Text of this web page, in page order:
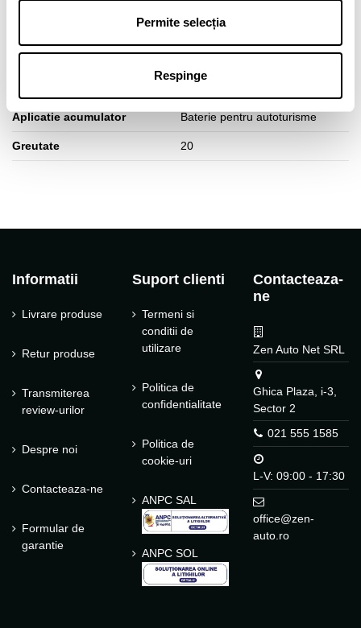
Permite selecția
Respinge
Latime acumulator (mm) 175
Inaltime acumulator (mm)
Aplicatie acumulator Baterie pentru autoturisme
Greutate 20
Informatii
Livrare produse
Retur produse
Transmiterea
review-urilor
Despre noi
Contacteaza-ne
Formular de
garantie
Suport clienti
Termeni si
conditii de
utilizare
Politica de
confidentialitate
Politica de
cookie-uri
ANPC SAL
ANPC SOL
Contacteaza-
ne
Zen Auto Net SRL
Ghica Plaza, i-3,
Sector 2
021 555 1585
L-V: 09:00 - 17:30
office@zen-
auto.ro